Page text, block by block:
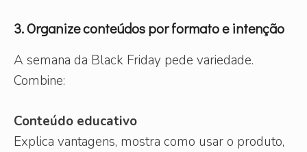
3. Organize conteúdos por formato e intenção
A semana da Black Friday pede variedade.
Combine:
Conteúdo educativo
Explica vantagens, mostra como usar o produto,